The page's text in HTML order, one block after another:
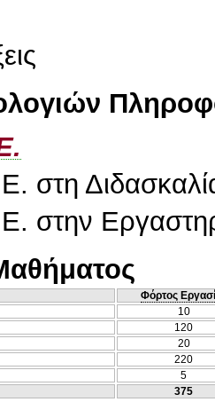
στη
στην
Φόρτος
10
120
20
220
5
375